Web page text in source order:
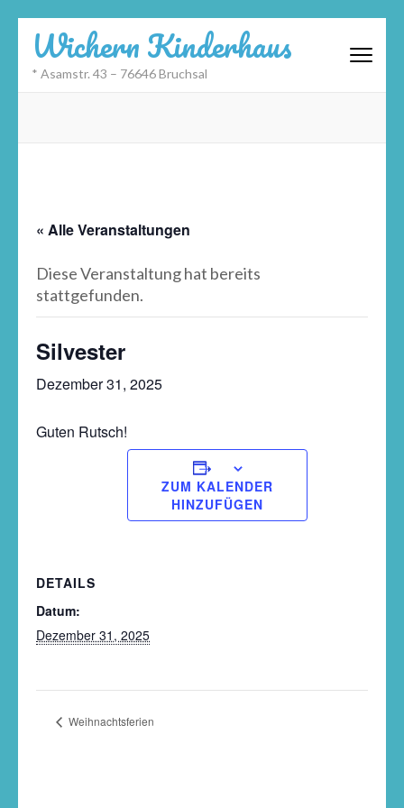
Inhalt
springen
Wichern Kinderhaus
* Asamstr. 43 – 76646 Bruchsal
« Alle Veranstaltungen
Diese Veranstaltung hat bereits
stattgefunden.
Silvester
Dezember 31, 2025
Guten Rutsch!
ZUM KALENDER
HINZUFÜGEN
DETAILS
Datum:
Dezember 31, 2025
Weihnachtsferien